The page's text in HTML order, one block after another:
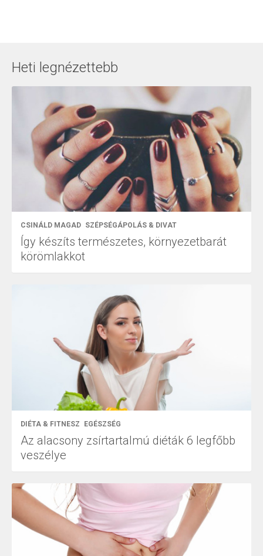
Heti legnézettebb
CSINÁLD MAGAD SZÉPSÉGÁPOLÁS & DIVAT
Így készíts természetes, környezetbarát
körömlakkot
DIÉTA & FITNESZ EGÉSZSÉG
Az alacsony zsírtartalmú diéták 6 legfőbb
veszélye